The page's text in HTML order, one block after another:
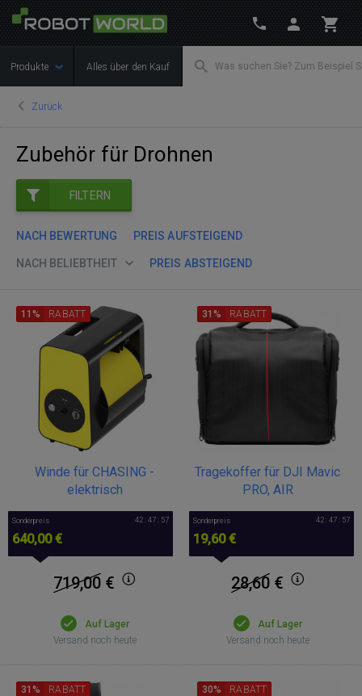
Produkte Alles über den Kauf
Zurück
Zubehör für Drohnen
FILTERN
NACH BEWERTUNG PREIS AUFSTEIGEND
NACH BELIEBTHEIT PREIS ABSTEIGEND
Winde für CHASING -
elektrisch
11% RABATT
Sonderpreis
640,00 €
42 : 47 : 57
719,00 €
Auf Lager
Versand noch heute
Tragekoffer für DJI Mavic
PRO, AIR
31% RABATT
Sonderpreis
19,60 €
42 : 47 : 57
28,60€
Auf Lager
Versand noch heute
31% RABATT 30% RABATT